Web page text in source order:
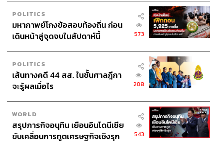
POLITICS
มหากาพย์โกงข้อสอบท้องถิ่น ก่อน
เดินหน้าสู่จุดจบในสัปดาห์นี้
573
POLITICS
เส้นทางคดี 44 สส. ในชั้นศาลฎีกา
จะรู้ผลเมื่อไร
208
WORLD
สรุปภารกิจอนุทิน เยือนอินโดนีเซีย
ขับเคลื่อนการทูตเศรษฐกิจเชิงรุก
543